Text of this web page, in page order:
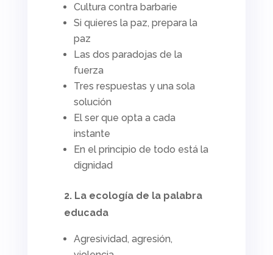
Cultura contra barbarie
Si quieres la paz, prepara la
paz
Las dos paradojas de la
fuerza
Tres respuestas y una sola
solución
El ser que opta a cada
instante
En el principio de todo está la
dignidad
2. La ecología de la palabra
educada
Agresividad, agresión,